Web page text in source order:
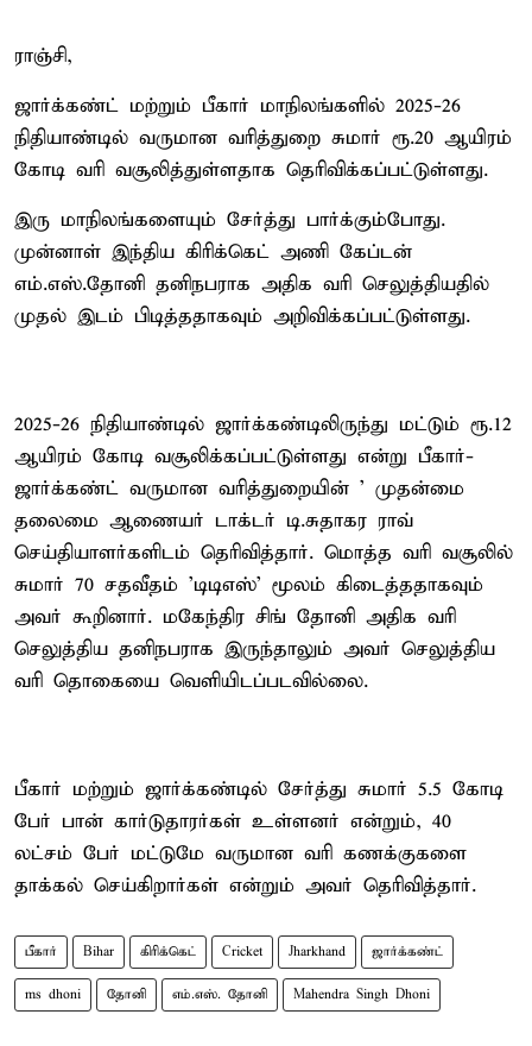
ராஞ்சி,
ஜார்க்கண்ட் மற்றும் பீகார் மாநிலங்களில் 2025-26
நிதியாண்டில் வருமான வரித்துறை சுமார் ரூ.20 ஆயிரம்
கோடி வரி வசூலித்துள்ளதாக தெரிவிக்கப்பட்டுள்ளது.
இரு மாநிலங்களையும் சேர்த்து பார்க்கும்போது.
முன்னாள் இந்திய கிரிக்கெட் அணி கேப்டன்
எம்.எஸ்.தோனி தனிநபராக அதிக வரி செலுத்தியதில்
முதல் இடம் பிடித்ததாகவும் அறிவிக்கப்பட்டுள்ளது.
2025-26 நிதியாண்டில் ஜார்க்கண்டிலிருந்து மட்டும் ரூ.12
ஆயிரம் கோடி வசூலிக்கப்பட்டுள்ளது என்று பீகார்-
ஜார்க்கண்ட் வருமான வரித்துறையின் ' முதன்மை
தலைமை ஆணையர் டாக்டர் டி.சுதாகர ராவ்
செய்தியாளர்களிடம் தெரிவித்தார். மொத்த வரி வசூலில்
சுமார் 70 சதவீதம் 'டிடிஎஸ்' மூலம் கிடைத்ததாகவும்
அவர் கூறினார். மகேந்திர சிங் தோனி அதிக வரி
செலுத்திய தனிநபராக இருந்தாலும் அவர் செலுத்திய
வரி தொகையை வெளியிடப்படவில்லை.
பீகார் மற்றும் ஜார்க்கண்டில் சேர்த்து சுமார் 5.5 கோடி
பேர் பான் கார்டுதாரர்கள் உள்ளனர் என்றும், 40
லட்சம் பேர் மட்டுமே வருமான வரி கணக்குகளை
தாக்கல் செய்கிறார்கள் என்றும் அவர் தெரிவித்தார்.
பீகார் Bihar கிரிக்கெட் Cricket Jharkhand ஜார்க்கண்ட்
ms dhoni தோனி எம்.எஸ். தோனி Mahendra Singh Dhoni